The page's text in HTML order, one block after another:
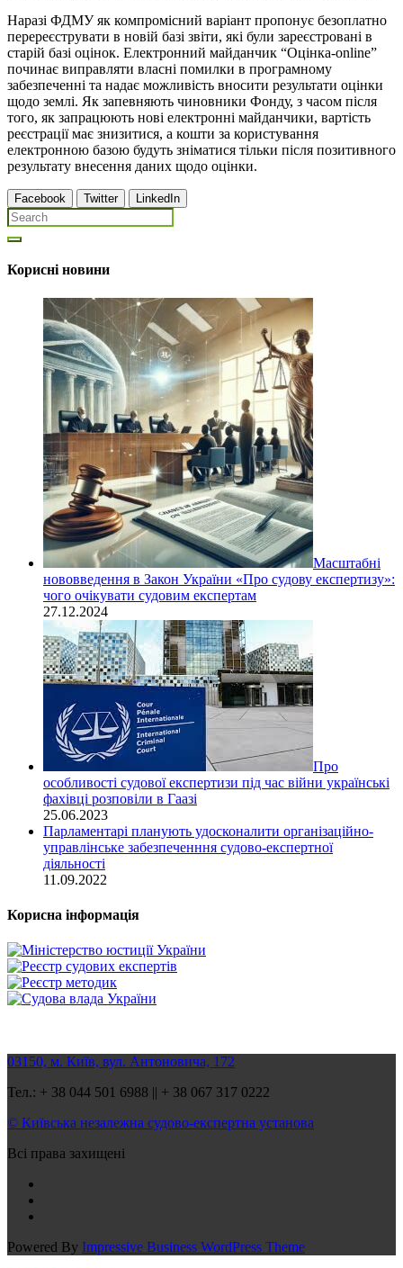
Наразі ФДМУ як компромісний варіант пропонує безоплатно
перереєструвати в новій базі звіти, які були зареєстровані в
старій базі оцінок. Електронний майданчик “Оцінка-online”
починає виправляти власні помилки в програмному
забезпеченні та надає можливість вносити результати оцінки
щодо землі. Як запевняють чиновники Фонду, з часом після
того, як запрацюють нові електронні майданчики, вартість
реєстрації має знизитися, а кошти за користування
електронною базою будуть зніматися тільки після позитивного
результату внесення даних щодо оцінки.
Facebook Twitter LinkedIn
Корисні новини
Масштабні
нововведення в Закон України «Про судову експертизу»:
чого очікувати судовим експертам
27.12.2024
Про
особливості судової експертизи під час війни українські
фахівці розповіли в Гаазі
25.06.2023
Парламентарі планують удосконалити організаційно-
управлінське забезпеченння судово-експертної
діяльності
11.09.2022
Корисна інформація
03150, м. Київ, вул. Антоновича, 172
Тел.: + 38 044 501 6988 || + 38 067 317 0222
© Київська незалежна судово-експертна установа
Всі права захищені
Powered By Impressive Business WordPress Theme